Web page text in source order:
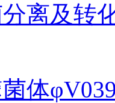
离及转
体